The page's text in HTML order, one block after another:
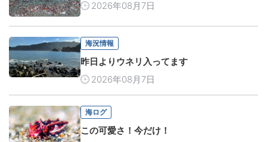
2026年08月7日
海況情報
昨日よりウネリ入ってます
2026年08月7日
海ログ
この可愛さ！今だけ！